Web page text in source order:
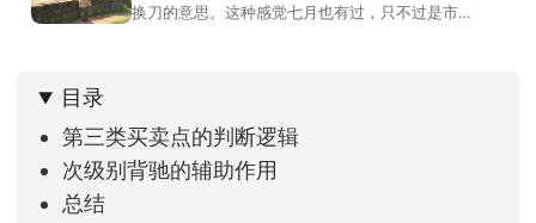
换刀的意思。这种感觉七月也有过，只不过是市场
家感受到了春天般的暖风。指数涨了百点，交易额
回暖到2
目录
第三类买卖点的判断逻辑
次级别背驰的辅助作用
总结